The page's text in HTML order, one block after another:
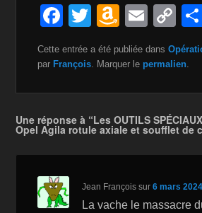
F
c
o
o
k
T
wi
tt
A
m
a
n
W
h
E
m
ail
C
o
p
n
k
Cette entrée a été publiée dans
par François. Marquer le permalien.
Une réponse à “Les OUTILS
Opel Agila rotule axiale et soufflet de
Jean François sur6 mars
La vache le massacre